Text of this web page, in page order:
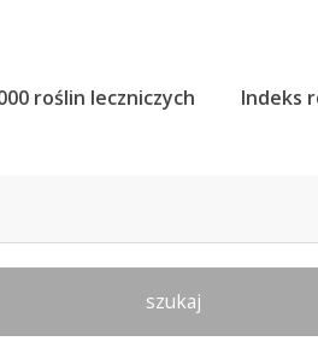
roślin leczniczych Indeks
szukaj